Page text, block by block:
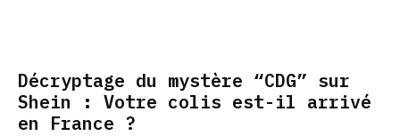
Décryptage du mystère “CDG” sur
Shein : Votre colis est-il arrivé
en France ?